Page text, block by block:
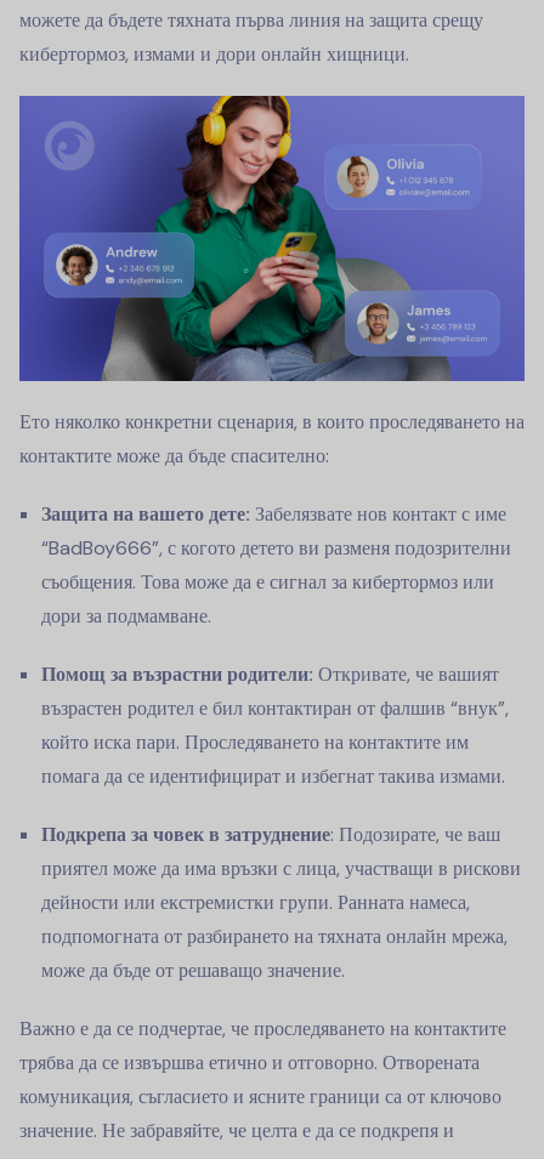
можете да бъдете тяхната първа линия на защита срещу
кибертормоз, измами и дори онлайн хищници.
Ето няколко конкретни сценария, в които проследяването на
контактите може да бъде спасително:
Защита на вашето дете: Забелязвате нов контакт с име
“BadBoy666”, с когото детето ви разменя подозрителни
съобщения. Това може да е сигнал за кибертормоз или
дори за подмамване.
Помощ за възрастни родители: Откривате, че вашият
възрастен родител е бил контактиран от фалшив “внук”,
който иска пари. Проследяването на контактите им
помага да се идентифицират и избегнат такива измами.
Подкрепа за човек в затруднение: Подозирате, че ваш
приятел може да има връзки с лица, участващи в рискови
дейности или екстремистки групи. Ранната намеса,
подпомогната от разбирането на тяхната онлайн мрежа,
може да бъде от решаващо значение.
Важно е да се подчертае, че проследяването на контактите
трябва да се извършва етично и отговорно. Отворената
комуникация, съгласието и ясните граници са от ключово
значение. Не забравяйте, че целта е да се подкрепя и